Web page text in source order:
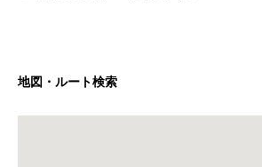
地図・ルート検索